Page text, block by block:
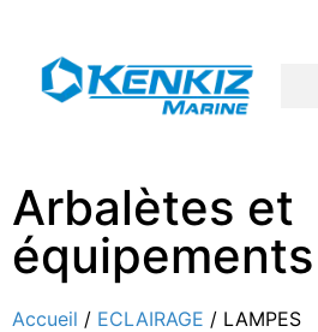
Arbalètes et
équipements
Accueil / ECLAIRAGE / LAMPES